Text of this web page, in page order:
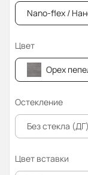
Nano-flex /
Цвет
Орех
Остекление
Без стекла (ДГ)
Цвет вставки